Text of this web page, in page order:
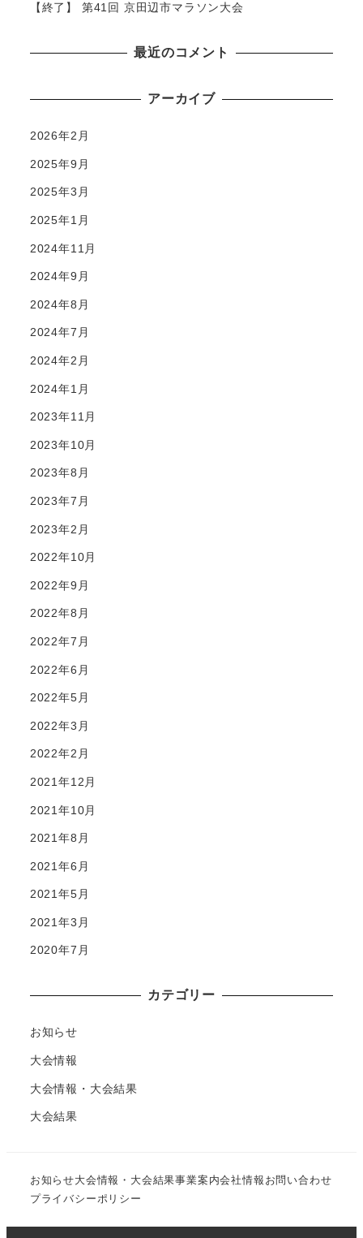
【終了】 第41回 京田辺市マラソン大会
最近のコメント
アーカイブ
2026年2月
2025年9月
2025年3月
2025年1月
2024年11月
2024年9月
2024年8月
2024年7月
2024年2月
2024年1月
2023年11月
2023年10月
2023年8月
2023年7月
2023年2月
2022年10月
2022年9月
2022年8月
2022年7月
2022年6月
2022年5月
2022年3月
2022年2月
2021年12月
2021年10月
2021年8月
2021年6月
2021年5月
2021年3月
2020年7月
カテゴリー
お知らせ
大会情報
大会情報・大会結果
大会結果
お知らせ大会情報・大会結果事業案内会社情報 お問い合わせ
プライバシーポリシー